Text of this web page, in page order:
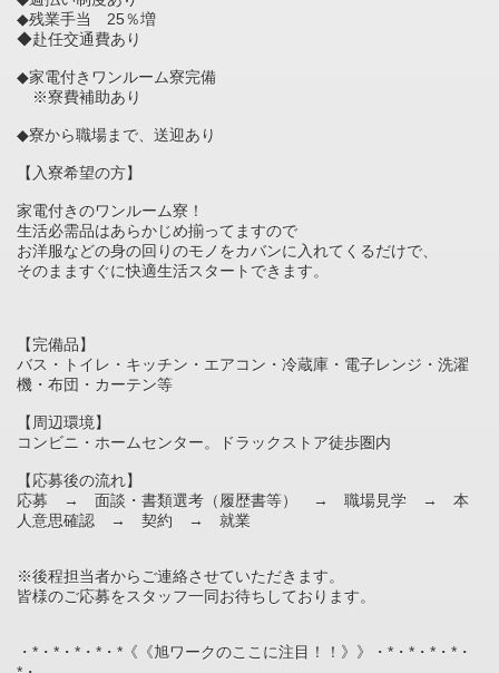
◆残業手当 25％増
◆赴任交通費あり
◆家電付きワンルーム寮完備
※寮費補助あり
◆寮から職場まで、送迎あり
【入寮希望の方】
家電付きのワンルーム寮！
生活必需品はあらかじめ揃ってますので
お洋服などの身の回りのモノをカバンに入れてくるだけで、
そのまますぐに快適生活スタートできます。
【完備品】
バス・トイレ・キッチン・エアコン・冷蔵庫・電子レンジ・洗濯
機・布団・カーテン等
【周辺環境】
コンビニ・ホームセンター。ドラックストア徒歩圏内
【応募後の流れ】
応募 → 面談・書類選考（履歴書等） → 職場見学 → 本
人意思確認 → 契約 → 就業
※後程担当者からご連絡させていただきます。
皆様のご応募をスタッフ一同お待ちしております。
・*・*・*・*・*《《旭ワークのここに注目！！》》・*・*・*・*・